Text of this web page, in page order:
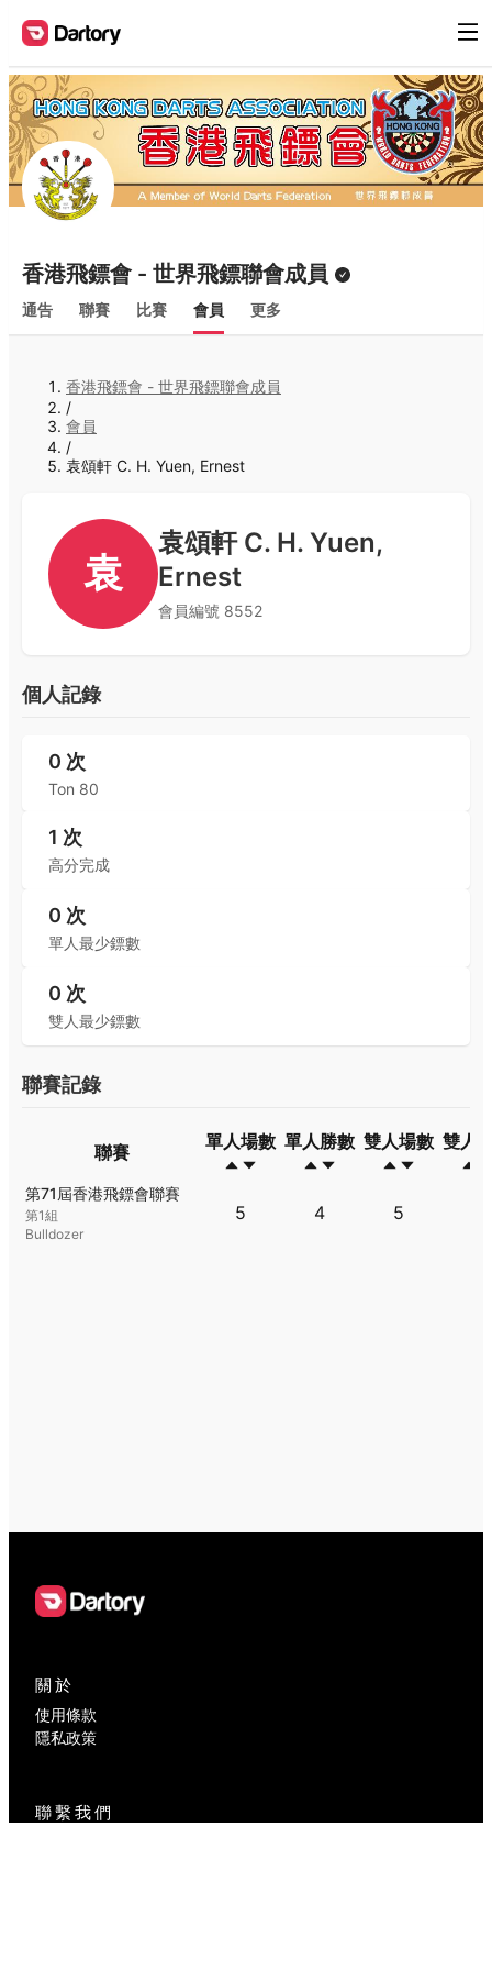
香港飛鏢會 - 世界飛鏢聯會成員
通告 聯賽 比賽 會員 更多
香港飛鏢會 - 世界飛鏢聯會成員
/
會員
/
袁頌軒 C. H. Yuen, Ernest
袁
袁頌軒 C. H. Yuen,
Ernest
會員編號 8552
個人記錄
0 次
Ton 80
1 次
高分完成
0 次
單人最少鏢數
0 次
雙人最少鏢數
聯賽記錄
聯賽 單人場數 單人勝數 雙人場數 雙人
聯賽
第71屆香港飛鏢會聯賽
第1組
Bulldozer
5 4 5
關於
使用條款
隱私政策
聯繫我們